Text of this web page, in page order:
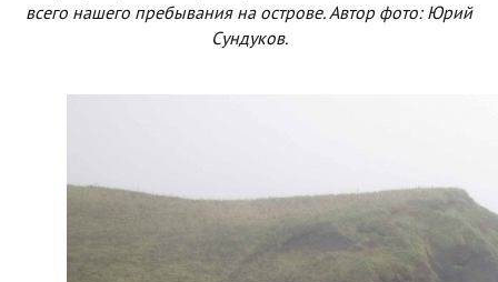
всего нашего пребывания на острове. Автор фото: Юрий
Сундуков.